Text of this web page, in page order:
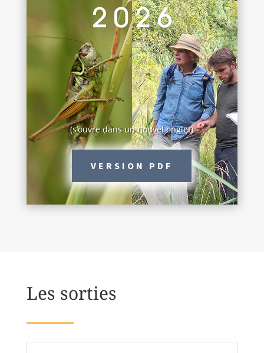
(s’ouvre dans un nouvel onglet)
VERSION PDF
Les sorties